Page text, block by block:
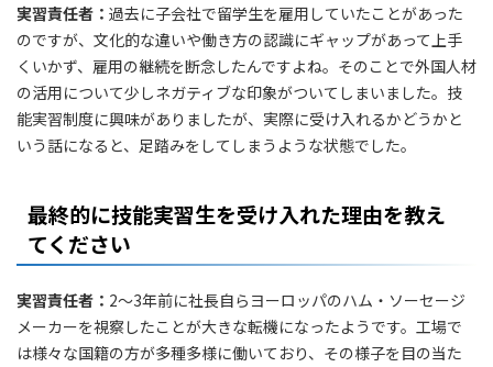
実習責任者： 過去に子会社で留学生を雇用していたことがあった
のですが、文化的な違いや働き方の認識にギャップがあって上手
くいかず、雇用の継続を断念したんですよね。そのことで外国人材
の活用について少しネガティブな印象がついてしまいました。技
能実習制度に興味がありましたが、実際に受け入れるかどうかと
いう話になると、足踏みをしてしまうような状態でした。
最終的に技能実習生を受け入れた理由を教え
てください
実習責任者： 2〜3年前に社長自らヨーロッパのハム・ソーセージ
メーカーを視察したことが大きな転機になったようです。工場で
は様々な国籍の方が多種多様に働いており、その様子を目の当た